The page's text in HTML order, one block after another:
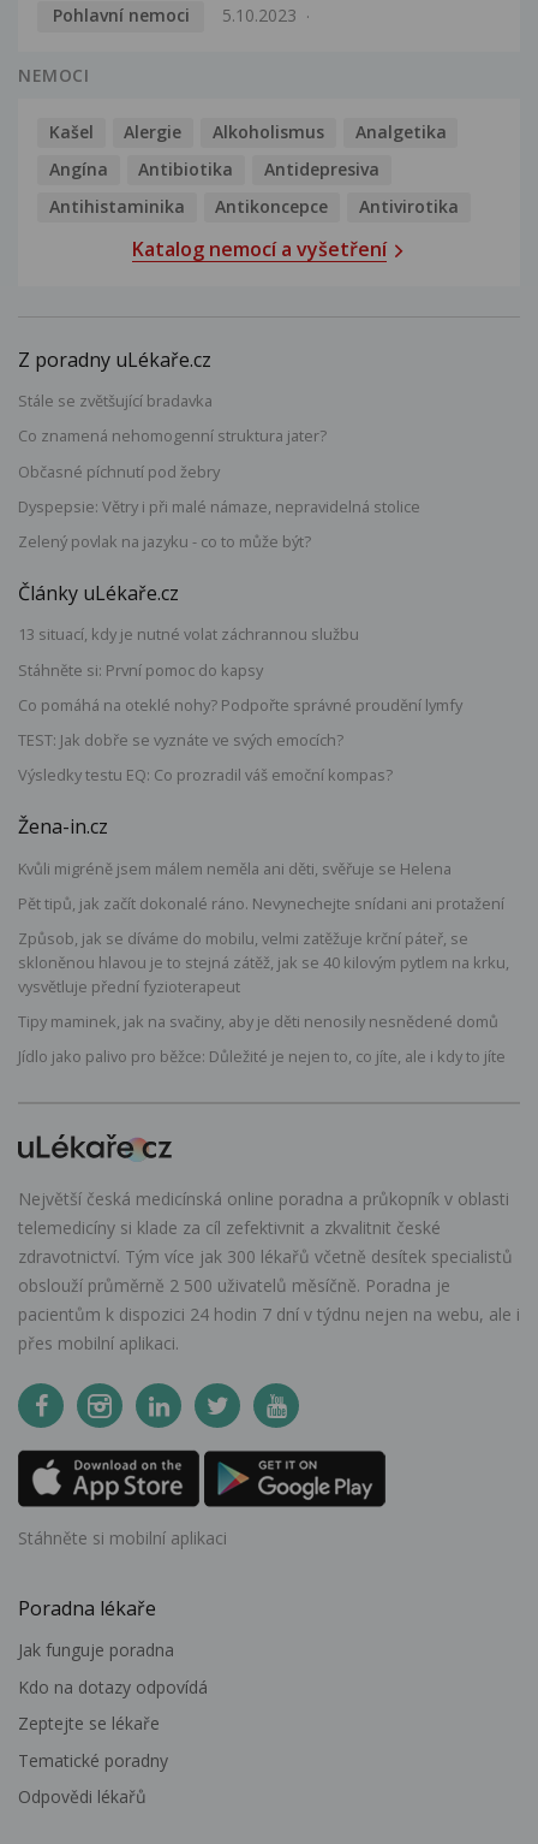
Pohlavní nemoci
5.10.2023
NEMOCI
Kašel Alergie Alkoholismus
Analgetika
Angína
Antibiotika
Antidepresiva
Antihistaminika
Antikoncepce Antivirotika
Katalog nemocí a vyšetření
Z poradny uLékaře.cz
Stále se zvětšující bradavka
Co znamená nehomogenní struktura jater?
Občasné píchnutí pod žebry
Dyspepsie: Větry i při malé námaze, nepravidelná stolice
Zelený povlak na jazyku - co to může být?
Články uLékaře.cz
13 situací, kdy je nutné volat záchrannou službu
Stáhněte si: První pomoc do kapsy
Co pomáhá na oteklé nohy? Podpořte správné proudění lymfy
TEST: Jak dobře se vyznáte ve svých emocích?
Výsledky testu EQ: Co prozradil váš emoční kompas?
Žena-in.cz
Kvůli migréně jsem málem neměla ani děti, svěřuje se Helena
Pět tipů, jak začít dokonalé ráno. Nevynechejte snídani ani protažení
Způsob, jak se díváme do mobilu, velmi zatěžuje krční páteř, se
skloněnou hlavou je to stejná zátěž, jak se 40 kilovým pytlem na krku,
vysvětluje přední fyzioterapeut
Tipy maminek, jak na svačiny, aby je děti nenosily nesnědené domů
Jídlo jako palivo pro běžce: Důležité je nejen to, co jíte, ale i kdy to jíte
Největší česká medicínská online poradna a průkopník v oblasti
telemedicíny si klade za cíl zefektivnit a zkvalitnit české
zdravotnictví. Tým více jak 300 lékařů včetně desítek specialistů
obslouží průměrně 2 500 uživatelů měsíčně. Poradna je
pacientům k dispozici 24 hodin 7 dní v týdnu nejen na webu, ale i
přes mobilní aplikaci.
Stáhněte si mobilní aplikaci
Poradna lékaře
Jak funguje poradna
Kdo na dotazy odpovídá
Zeptejte se lékaře
Tematické poradny
Odpovědi lékařů